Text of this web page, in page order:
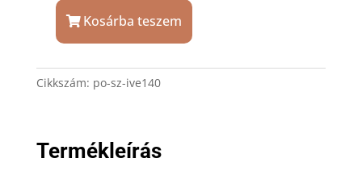
Kristály
vörösboros/gin
tonic
szett
mennyiség
Kosárba teszem
Cikkszám: po-sz-ive140
Termékleírás